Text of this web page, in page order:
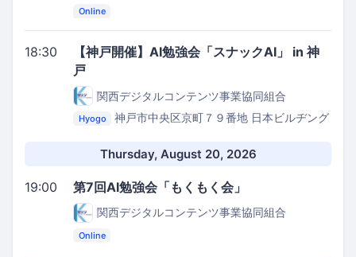
Online
18:30
【神戸開催】AI勉強会「スナックAI」 in 神
戸
関西デジタルコンテンツ事業協同組合
Hyogo
神戸市中央区京町７９番地 日本ビルヂング
Thursday, August 20, 2026
19:00 第7回AI勉強会「もくもく会」
関西デジタルコンテンツ事業協同組合
Online